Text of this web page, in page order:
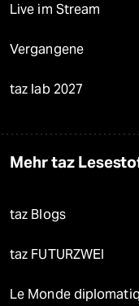
Live im Stream
Vergangene
taz lab 2027
Mehr taz
taz Blogs
taz FUTURZWEI
Le Monde